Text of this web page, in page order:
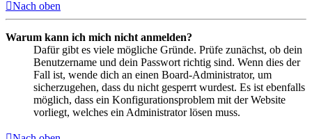
Nach oben
Warum kann ich mich nicht anmelden?
Dafür gibt es viele mögliche Gründe. Prüfe zunächst, ob dein
Benutzername und dein Passwort richtig sind. Wenn dies der
Fall ist, wende dich an einen Board-Administrator, um
sicherzugehen, dass du nicht gesperrt wurdest. Es ist ebenfalls
möglich, dass ein Konfigurationsproblem mit der Website
vorliegt, welches ein Administrator lösen muss.